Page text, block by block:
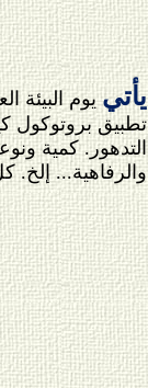
يأتييوم البيئة
تطبيق بروتوكول
التدهور. كمية
والرفاهية... إلخ.